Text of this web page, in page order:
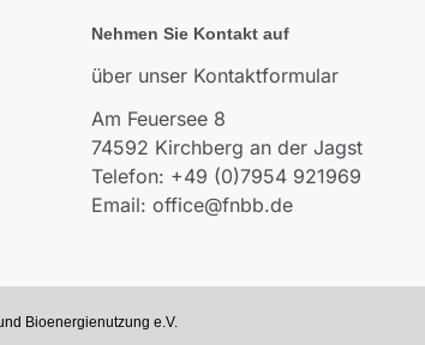
Nehmen Sie Kontakt auf
über unser Kontaktformular
Am Feuersee 8
74592 Kirchberg an der Jagst
Telefon: +49 (0)7954 921969
Email: office@fnbb.de
Bioenergienutzung e.V.